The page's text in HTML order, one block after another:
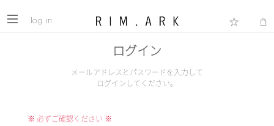
log in
ログイン
メールアドレスとパスワードを入力して
ログインしてください。
※ 必ずご確認ください ※